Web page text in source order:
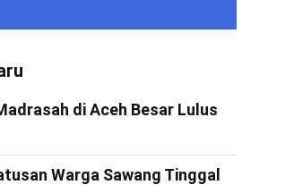
di Aceh Besar Lulus
Warga Sawang Tinggal